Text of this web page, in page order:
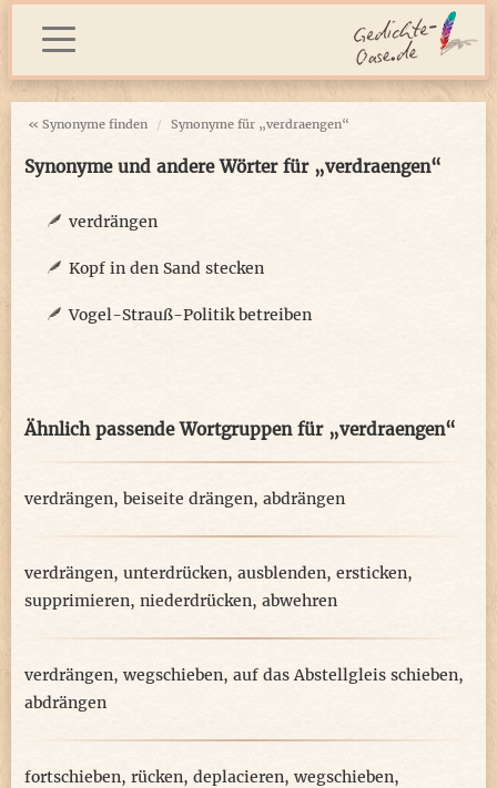
« Synonyme finden Synonyme für „verdraengen“
Synonyme und andere Wörter für „verdraengen“
verdrängen
Kopf in den Sand stecken
Vogel-Strauß-Politik betreiben
Ähnlich passende Wortgruppen für „verdraengen“
verdrängen, beiseite drängen, abdrängen
verdrängen, unterdrücken, ausblenden, ersticken,
supprimieren, niederdrücken, abwehren
verdrängen, wegschieben, auf das Abstellgleis schieben,
abdrängen
fortschieben, rücken, deplacieren, wegschieben,